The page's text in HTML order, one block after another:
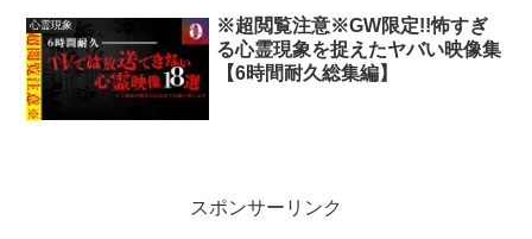
心霊現象
※超閲覧注意※GW限定!!怖すぎ
る心霊現象を捉えたヤバい映像集
【6時間耐久総集編】
スポンサーリンク